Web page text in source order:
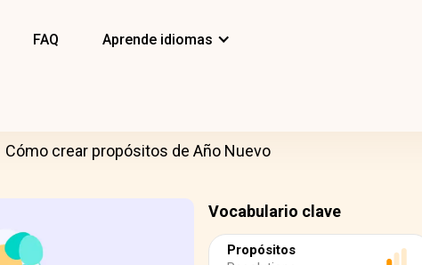
FAQ Aprende idiomas
Cómo crear propósitos de Año Nuevo
Vocabulario clave
Propósitos